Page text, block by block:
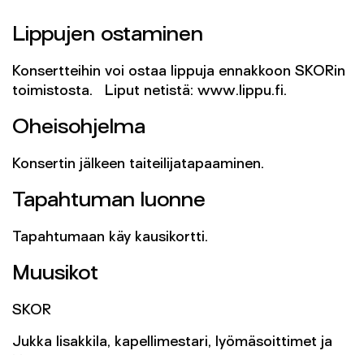
Lippujen ostaminen
Konsertteihin voi ostaa lippuja ennakkoon SKORin
toimistosta. Liput netistä: www.lippu.fi.
Oheisohjelma
Konsertin jälkeen taiteilijatapaaminen.
Tapahtuman luonne
Tapahtumaan käy kausikortti.
Muusikot
SKOR
Jukka Iisakkila, kapellimestari, lyömäsoittimet ja